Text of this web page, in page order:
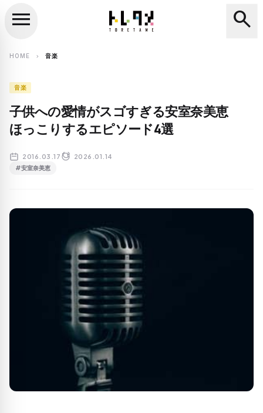
search
menu search
HOME chevron_right 音楽
音楽
子供への愛情がスゴすぎる安室奈美恵
ほっこりするエピソード4選
2016.03.17 2026.01.14
#安室奈美恵